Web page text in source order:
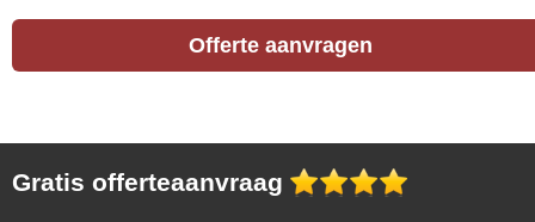
Offerte aanvragen
Gratis offerteaanvraag